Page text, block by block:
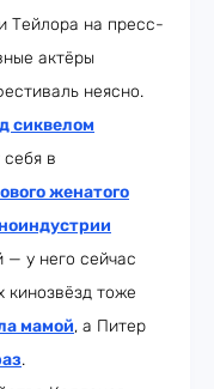
Тейлора на пресс-
актёры
неясно.
сиквелом
в
женатого
— у него сейчас
кинозвёзд тоже
мамой, а Питер
.